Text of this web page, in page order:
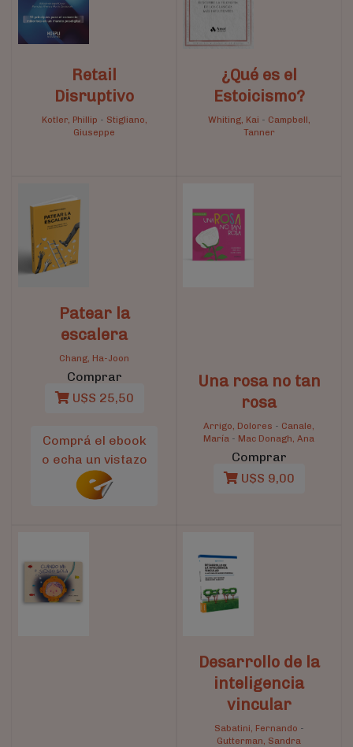
Retail
Disruptivo
Kotler, Phillip - Stigliano,
Giuseppe
¿Qué es el
Estoicismo?
Whiting, Kai - Campbell,
Tanner
Patear la
escalera
Chang, Ha-Joon
Comprar
U$S 25,50
Comprá el ebook
o echa un vistazo
Una rosa no tan
rosa
Arrigo, Dolores - Canale,
María - Mac Donagh, Ana
Comprar
U$S 9,00
Desarrollo de la
inteligencia
vincular
Sabatini, Fernando -
Gutterman, Sandra